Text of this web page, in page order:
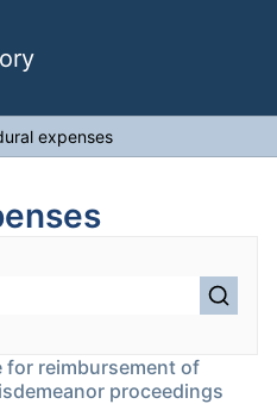
expenses
reimbursement of
proceedings